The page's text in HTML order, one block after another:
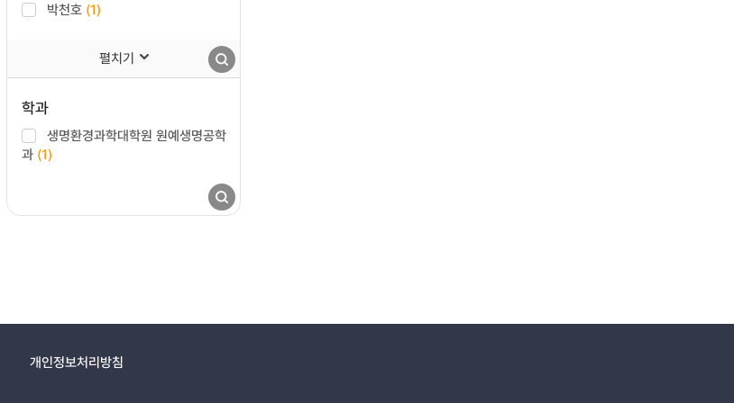
박천호 (1)
펼치기
학과
생명환경과학대학원 원예생명공학
과 (1)
개인정보처리방침